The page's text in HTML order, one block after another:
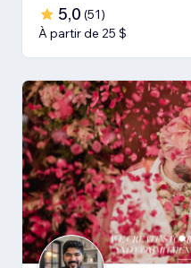
5,0 (51)
À partir de 25 $